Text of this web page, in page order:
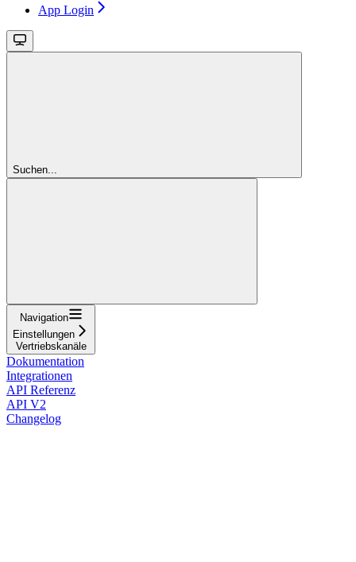
App Login
Suchen...
Navigation
Einstellungen
Vertriebskanäle
Dokumentation
Integrationen
API Referenz
API V2
Changelog